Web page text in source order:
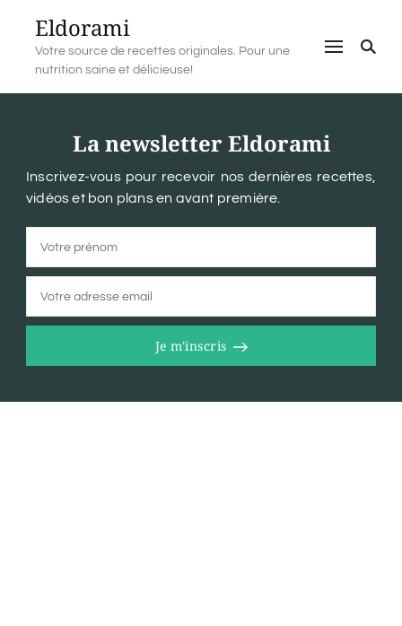
Eldorami
Votre source de recettes originales. Pour une
nutrition saine et délicieuse!
La newsletter Eldorami
Inscrivez-vous pour recevoir nos dernières recettes,
vidéos et bon plans en avant première.
Je m'inscris